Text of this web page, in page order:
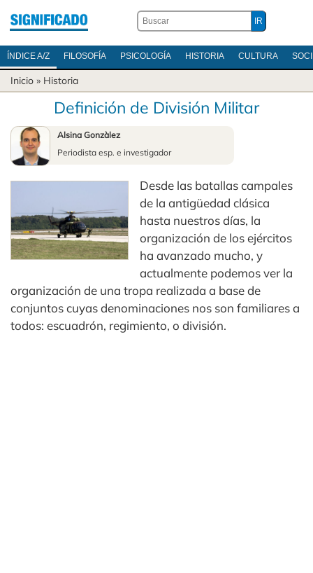
ÍNDICE A/Z FILOSOFÍA PSICOLOGÍA HISTORIA CULTURA
Inicio » Historia
Definición de División Militar
Alsina Gonzàlez
Periodista esp. e investigador
Desde las batallas campales
de la antigüedad clásica
hasta nuestros días, la
organización de los ejércitos
ha avanzado mucho, y
actualmente podemos ver la
organización de una tropa realizada a base de
conjuntos cuyas denominaciones nos son familiares a
todos: escuadrón, regimiento, o división.